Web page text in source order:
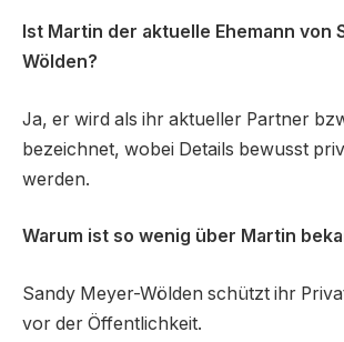
Ist Martin der aktuelle Ehemann von
Wölden?
Ja, er wird als ihr aktueller Partner
bezeichnet, wobei Details bewusst
werden.
Warum ist so wenig über Martin
Sandy Meyer-Wölden schützt ihr
vor der Öffentlichkeit.